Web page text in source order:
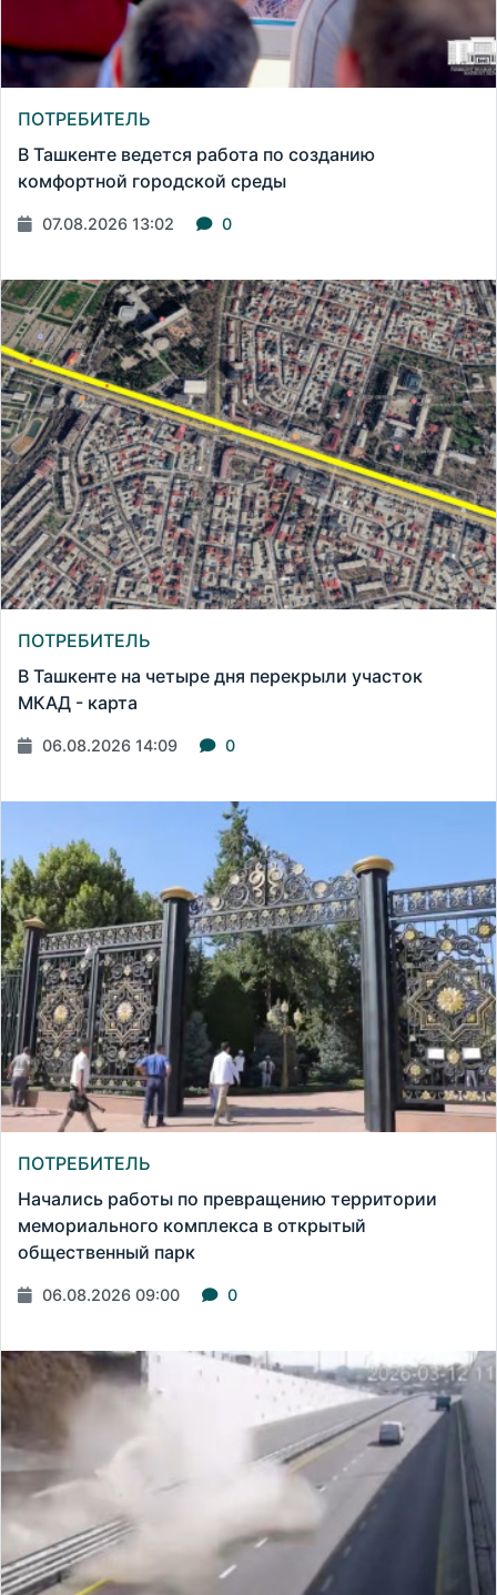
ПОТРЕБИТЕЛЬ
В Ташкенте ведется работа по созданию
комфортной городской среды
07.08.2026 13:02 0
ПОТРЕБИТЕЛЬ
В Ташкенте на четыре дня перекрыли участок
МКАД - карта
06.08.2026 14:09 0
ПОТРЕБИТЕЛЬ
Начались работы по превращению территории
мемориального комплекса в открытый
общественный парк
06.08.2026 09:00 0